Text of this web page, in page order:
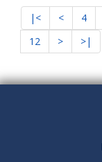
|< < 4
12
>
>|